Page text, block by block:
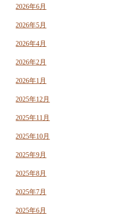
2026年6月
2026年5月
2026年4月
2026年2月
2026年1月
2025年12月
2025年11月
2025年10月
2025年9月
2025年8月
2025年7月
2025年6月